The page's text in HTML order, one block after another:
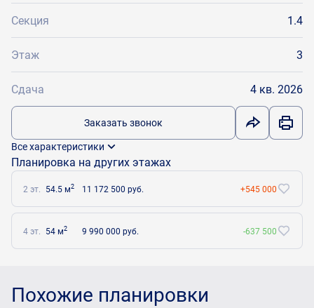
Секция 1.4
Этаж 3
Сдача 4 кв. 2026
Заказать звонок
Все характеристики
Планировка на других этажах
2 эт. 54.5 м2 11 172 500 руб. +545 000
4 эт. 54 м2 9 990 000 руб. -637 500
Похожие планировки